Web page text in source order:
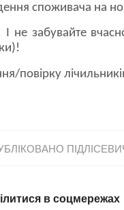
споживача на
забувайте
повірку
в соцмережах